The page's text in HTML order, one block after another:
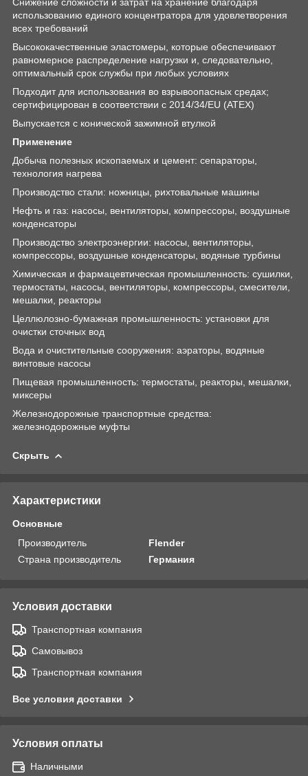
использованию единого концентратора для удовлетворения
всех требований
Высококачественные эластомеры, которые обеспечивают
равномерное распределение нагрузки и, следовательно,
оптимальный срок службы при любых условиях
Подходит для использования во взрывоопасных средах;
сертифицирован в соответствии с 2014/34/EU (ATEX)
Выпускается с конической зажимной втулкой
Применение
Добыча полезных ископаемых и цемент: сепараторы,
технология нагрева
Производство стали: ножницы, рихтовальные машины
Нефть и газ: насосы, вентиляторы, компрессоры, воздушные
конденсаторы
Производство электроэнергии: насосы, вентиляторы,
компрессоры, воздушные конденсаторы, водяные турбины
Химическая и фармацевтическая промышленность: сушилки,
термостаты, насосы, вентиляторы, компрессоры, смесители,
мешалки, реакторы
Целлюлозно-бумажная промышленность: установки для
очистки сточных вод
Вода и очистительные сооружения: аэраторы, водяные
винтовые насосы
Пищевая промышленность: термостаты, реакторы, мешалки,
миксеры
Железнодорожные транспортные средства:
железнодорожные муфты
Скрыть
Характеристики
Основные
Производитель
Flender
Страна производитель
Германия
Условия доставки
Транспортная компания
Самовывоз
Транспортная компания
Все условия доставки
Условия оплаты
Наличными